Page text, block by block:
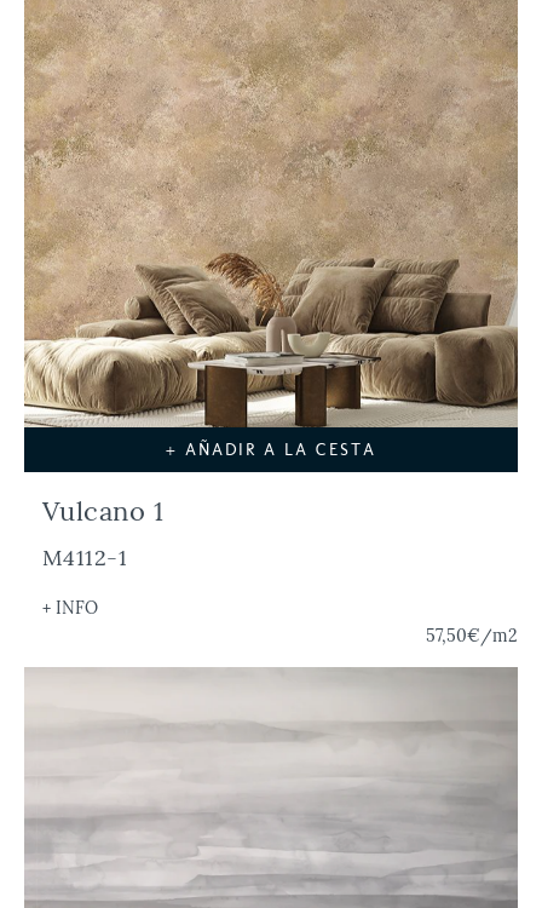
+ AÑADIR A LA CESTA
Vulcano 1
M4112-1
+ INFO
57,50€/m2